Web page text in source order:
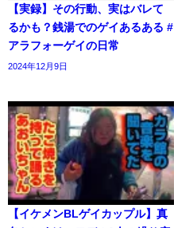
【実録】その行動、実はバレて
るかも？銭湯でのゲイあるある #
アラフォーゲイの日常
2024年12月9日
【イケメンBLゲイカップル】真